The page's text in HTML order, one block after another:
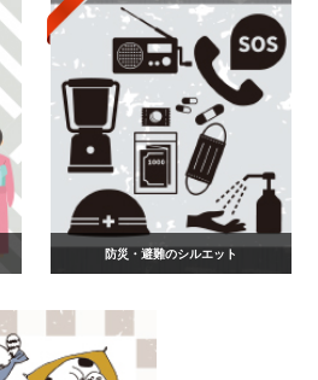
防災・避難のシルエット